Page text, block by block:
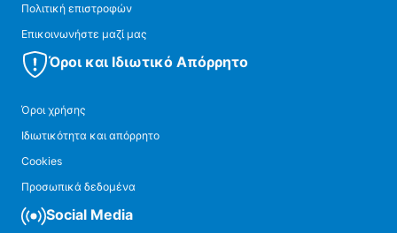
Πολιτική επιστροφών
Επικοινωνήστε μαζί μας
Όροι και Ιδιωτικό Απόρρητο
Όροι χρήσης
Ιδιωτικότητα και απόρρητο
Cookies
Προσωπικά δεδομένα
Social Media